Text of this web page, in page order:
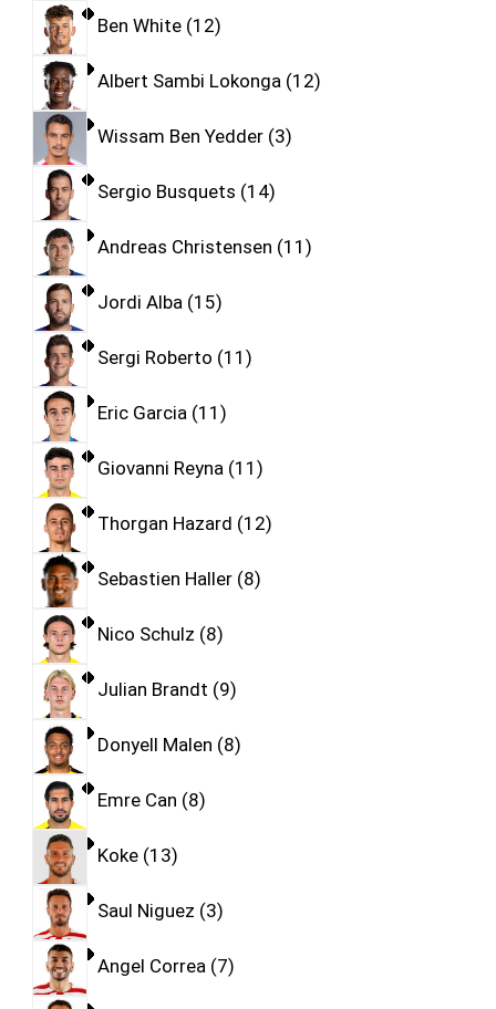
Ben White 12
Albert Sambi Lokonga 12
Wissam Ben Yedder 3
Sergio Busquets 14
Andreas Christensen 11
Jordi Alba 15
Sergi Roberto 11
Eric Garcia 11
Giovanni Reyna 11
Thorgan Hazard 12
Sebastien Haller 8
Nico Schulz 8
Julian Brandt 9
Donyell Malen 8
Emre Can 8
Koke 13
Saul Niguez 3
Angel Correa 7